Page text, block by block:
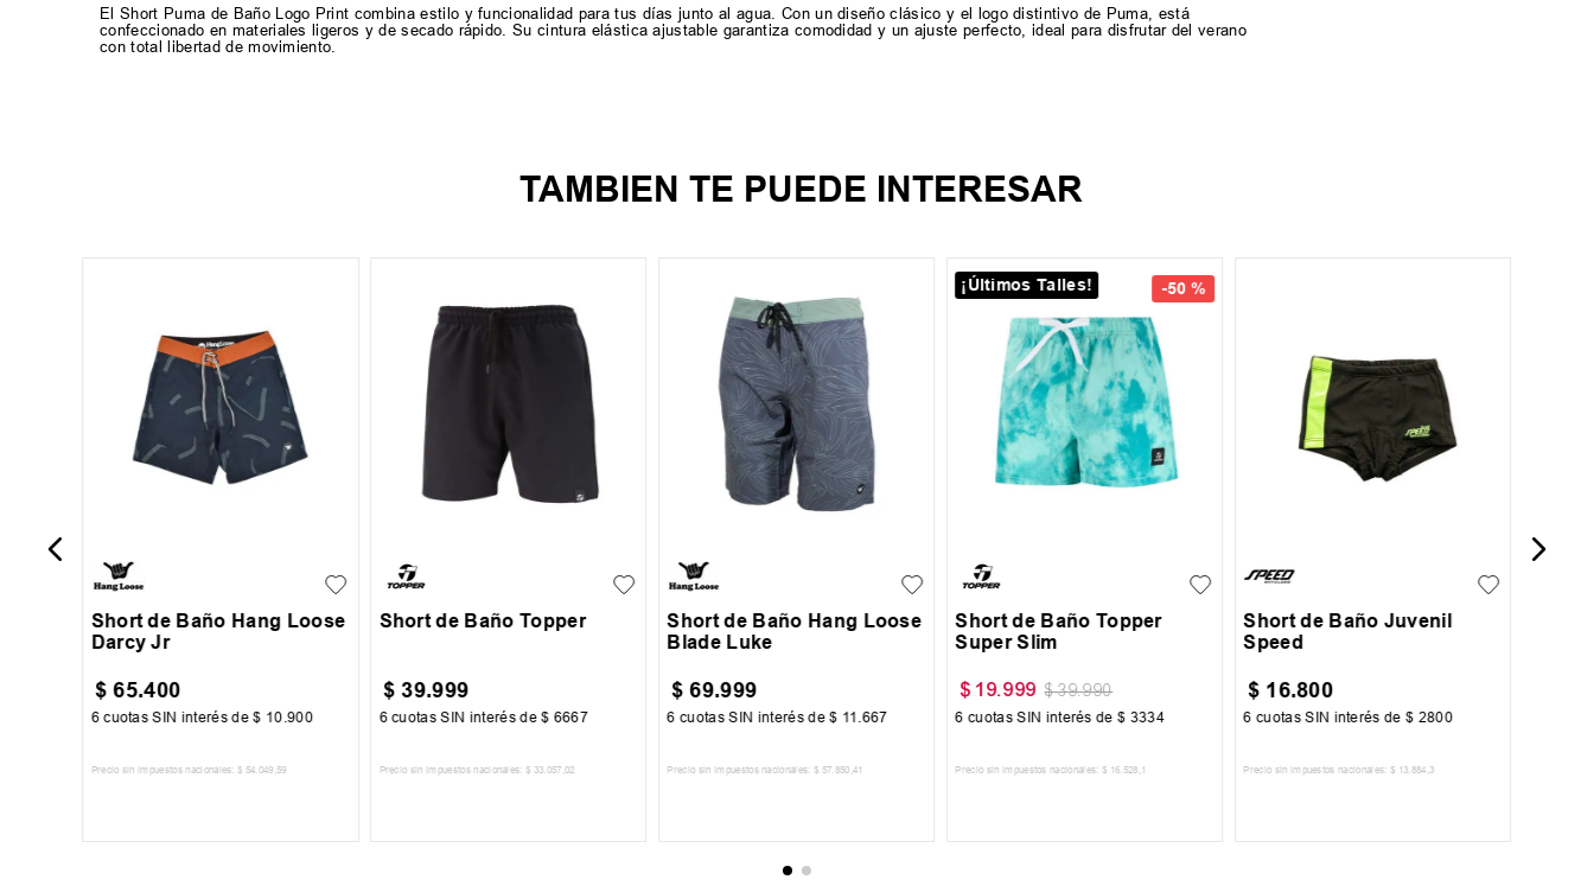
El Short Puma de Baño Logo Print combina estilo y funcionalidad para tus días junto al agua. Con un diseño clásico y el logo distintivo de Puma, está
confeccionado en materiales ligeros y de secado rápido. Su cintura elástica ajustable garantiza comodidad y un ajuste perfecto, ideal para disfrutar del verano
con total libertad de movimiento.
TAMBIEN TE PUEDE INTERESAR
Short de Baño Hang Loose
Darcy Jr
$ 65.400
6 cuotas SIN interés de$ 10 .900
Precio sin impuestos nacionales: $ 54.049 ,59
Short de Baño Topper
$ 39.999
6 cuotas SIN interés de$ 6667
Precio sin impuestos nacionales: $ 33.057 ,02
Short de Baño Hang Loose
Blade Luke
$ 69.999
6 cuotas SIN interés de$ 11 667
Precio sin impuestos nacionales: $ 57.850 ,41
-50 %
¡Últimos Talles!
Short de Baño Topper
Super Slim
$ 19.999 $ 39.990
6 cuotas SIN interés de$ 3334
Precio sin impuestos nacionales: $ 16.528 ,1
Short de Baño Juvenil
Speed
$ 16.800
6 cuotas SIN interés de$ 2800
Precio sin impuestos nacionales: $ 13.884 ,3